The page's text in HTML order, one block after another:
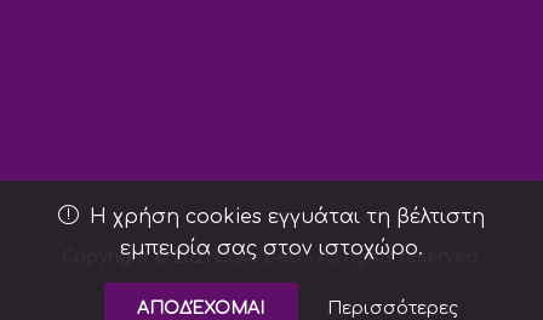
Copyright © 2021 Cake Deco. All rights reserved.
Η χρήση cookies εγγυάται τη βέλτιστη
εμπειρία σας στον ιστοχώρο.
ΑΠΟΔΈΧΟΜΑΙ Περισσότερες